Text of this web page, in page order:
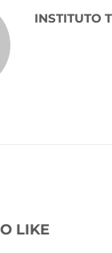
INSTITUTO
LIKE